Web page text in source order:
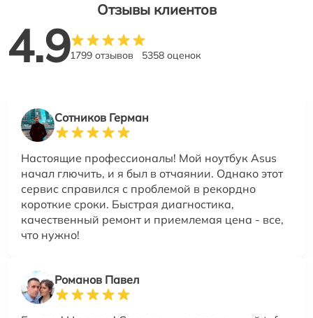
Отзывы клиентов
4.91799 отзывов 5358 оценок
Сотников Герман
Настоящие профессионалы! Мой ноутбук Asus
начал глючить, и я был в отчаянии. Однако этот
сервис справился с проблемой в рекордно
короткие сроки. Быстрая диагностика,
качественный ремонт и приемлемая цена - все,
что нужно!
Романов Павел